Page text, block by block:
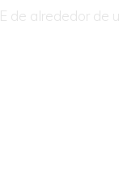
de alrededor